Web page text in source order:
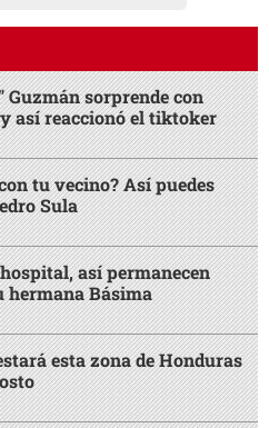
Guzmán sorprende con
así reaccionó el tiktoker
tu vecino? Así puedes
Sula
así permanecen
hermana Básima
esta zona de Honduras